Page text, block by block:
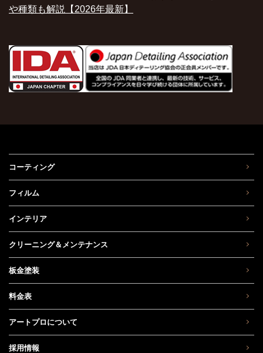
や種類も解説【2026年最新】
コーティング
フィルム
インテリア
クリーニング＆メンテナンス
板金塗装
料金表
アートプロについて
採用情報